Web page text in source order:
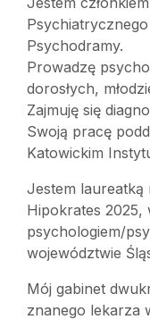
Psychodramy.
Prowadzę
dorosłych,
Zajmuję się
Swoją pracę
Katowickim
Jestem laureatką
Hipokrates 2025,
psychologiem/
województwie
Mój gabinet
znanego lekarza